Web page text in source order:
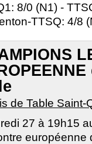
8/0 (N1) -
TTSQ: 4/8
de Table Saint-
27 à 19h15
européenne